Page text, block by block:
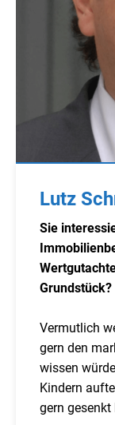
Lutz
Sie
Grundstück?
Vermutlich
gern den
wissen
Kindern
gern gesenkt